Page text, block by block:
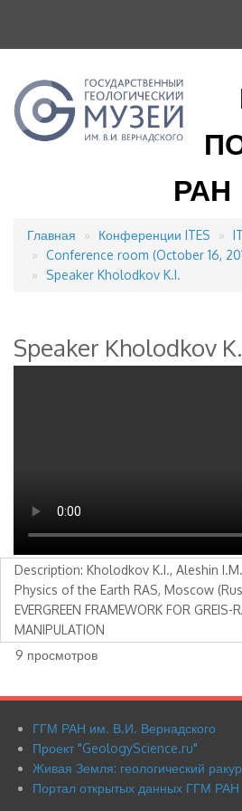
РАН
Строка
навигации
Главная Конференции ITES
Conference room (October 16,
Speaker Kholodkov K.I.
Speaker Kholodkov
Description: Kholodkov K.I., Aleshin
Physics of the Earth RAS, Moscow
EVERGREEN FRAMEWORK FOR GREIS-
MANIPULATION
9 просмотров
Footer
menu
ГГМ РАН им. В.И. Вернадского
Проект "GeologyScience.ru"
Живая Земля: геологический
Портал открытых данных ГГМ РАН